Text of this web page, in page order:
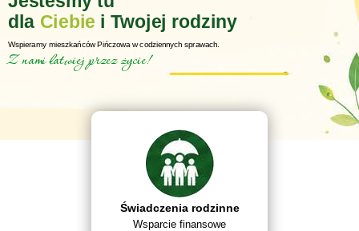
dla Ciebie i Twojej rodziny
Wspieramy mieszkańców Pińczowa w codziennych sprawach.
Z nami łatwiej przez życie!
Świadczenia rodzinne
Wsparcie finansowe